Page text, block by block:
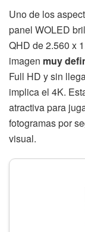
Uno de los
panel WOLED
QHD de 2.560 x
imagen muy
Full HD y sin
implica el 4K.
atractiva para
fotogramas por
visual.